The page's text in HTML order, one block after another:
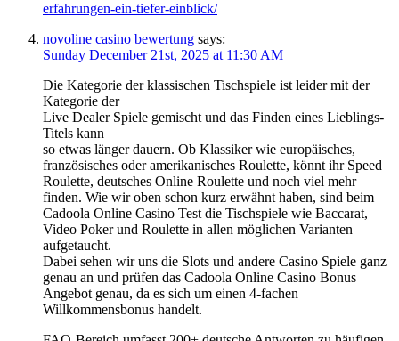
erfahrungen-ein-tiefer-einblick/
novoline casino bewertung says:
Sunday December 21st, 2025 at 11:30 AM
Die Kategorie der klassischen Tischspiele ist leider mit der
Kategorie der
Live Dealer Spiele gemischt und das Finden eines Lieblings-
Titels kann
so etwas länger dauern. Ob Klassiker wie europäisches,
französisches oder amerikanisches Roulette, könnt ihr Speed
Roulette, deutsches Online Roulette und noch viel mehr
finden. Wie wir oben schon kurz erwähnt haben, sind beim
Cadoola Online Casino Test die Tischspiele wie Baccarat,
Video Poker und Roulette in allen möglichen Varianten
aufgetaucht.
Dabei sehen wir uns die Slots und andere Casino Spiele ganz
genau an und prüfen das Cadoola Online Casino Bonus
Angebot genau, da es sich um einen 4-fachen
Willkommensbonus handelt.